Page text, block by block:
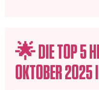
🌟 DIE TOP 5
OKTOBER 2025